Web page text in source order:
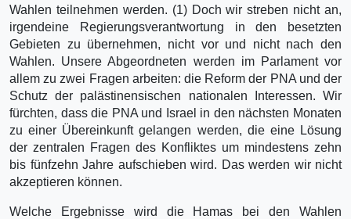
Wahlen teilnehmen werden. (1) Doch wir streben nicht an,
irgendeine Regierungsverantwortung in den besetzten
Gebieten zu übernehmen, nicht vor und nicht nach den
Wahlen. Unsere Abgeordneten werden im Parlament vor
allem zu zwei Fragen arbeiten: die Reform der PNA und der
Schutz der palästinensischen nationalen Interessen. Wir
fürchten, dass die PNA und Israel in den nächsten Monaten
zu einer Übereinkunft gelangen werden, die eine Lösung
der zentralen Fragen des Konfliktes um mindestens zehn
bis fünfzehn Jahre aufschieben wird. Das werden wir nicht
akzeptieren können.
Welche Ergebnisse wird die Hamas bei den Wahlen